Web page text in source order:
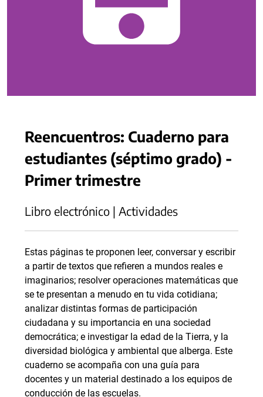
Reencuentros: Cuaderno para
estudiantes (séptimo grado) -
Primer trimestre
Libro electrónico | Actividades
Estas páginas te proponen leer, conversar y escribir
a partir de textos que refieren a mundos reales e
imaginarios; resolver operaciones matemáticas que
se te presentan a menudo en tu vida cotidiana;
analizar distintas formas de participación
ciudadana y su importancia en una sociedad
democrática; e investigar la edad de la Tierra, y la
diversidad biológica y ambiental que alberga. Este
cuaderno se acompaña con una guía para
docentes y un material destinado a los equipos de
conducción de las escuelas.